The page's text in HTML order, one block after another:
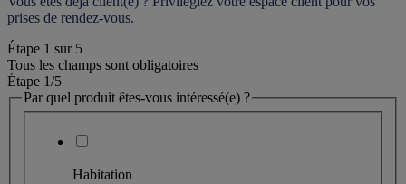
prises de rendez-vous.
Étape 1 sur 5
Tous les champs sont obligatoires
Étape 1/5
Par quel produit êtes-vous intéressé(e) ?
Habitation